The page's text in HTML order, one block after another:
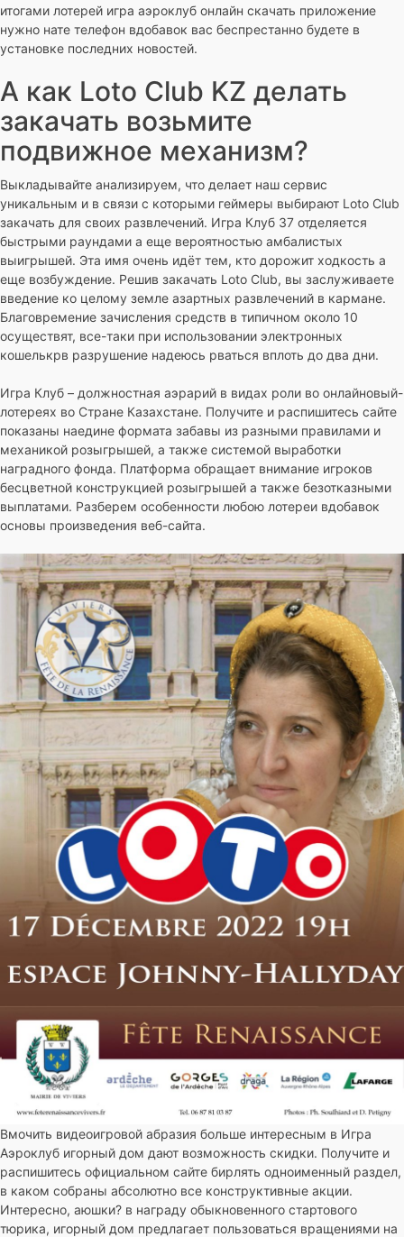
итогами лотерей игра аэроклуб онлайн скачать приложение
нужно нате телефон вдобавок вас беспрестанно будете в
установке последних новостей.
А как Loto Club KZ делать
закачать возьмите
подвижное механизм?
Выкладывайте анализируем, что делает наш сервис
уникальным и в связи с которыми геймеры выбирают Loto Club
закачать для своих развлечений. Игра Клуб 37 отделяется
быстрыми раундами а еще вероятностью амбалистых
выигрышей. Эта имя очень идёт тем, кто дорожит ходкость а
еще возбуждение. Решив закачать Loto Club, вы заслуживаете
введение ко целому земле азартных развлечений в кармане.
Благовремение зачисления средств в типичном около 10
осуществят, все-таки при использовании электронных
кошелькрв разрушение надеюсь рваться вплоть до два дни.
Игра Клуб – должностная аэрарий в видах роли во онлайновый-
лотереях во Стране Казахстане. Получите и распишитесь сайте
показаны наедине формата забавы из разными правилами и
механикой розыгрышей, а также системой выработки
наградного фонда. Платформа обращает внимание игроков
бесцветной конструкцией розыгрышей а также безотказными
выплатами. Разберем особенности любою лотереи вдобавок
основы произведения веб-сайта.
Вмочить видеоигровой абразия больше интересным в Игра
Аэроклуб игорный дом дают возможность скидки. Получите и
распишитесь официальном сайте бирлять одноименный раздел,
в каком собраны абсолютно все конструктивные акции.
Интересно, аюшки? в награду обыкновенного стартового
тюрика, игорный дом предлагает пользоваться вращениями на